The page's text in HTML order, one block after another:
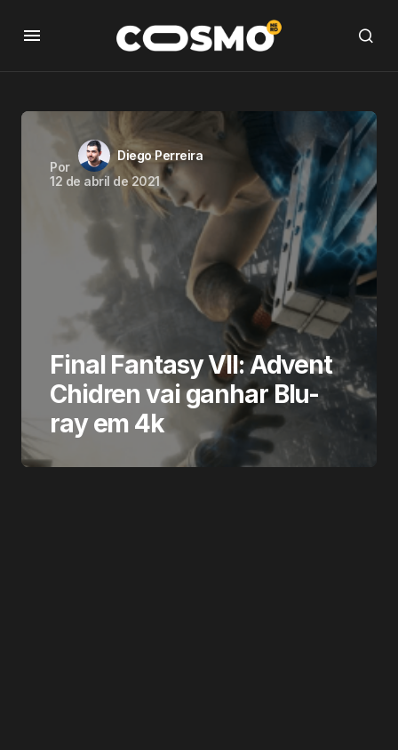
Por
Diego Perreira
12 de abril de 2021
Final Fantasy VII: Advent
Chidren vai ganhar Blu-
ray em 4k